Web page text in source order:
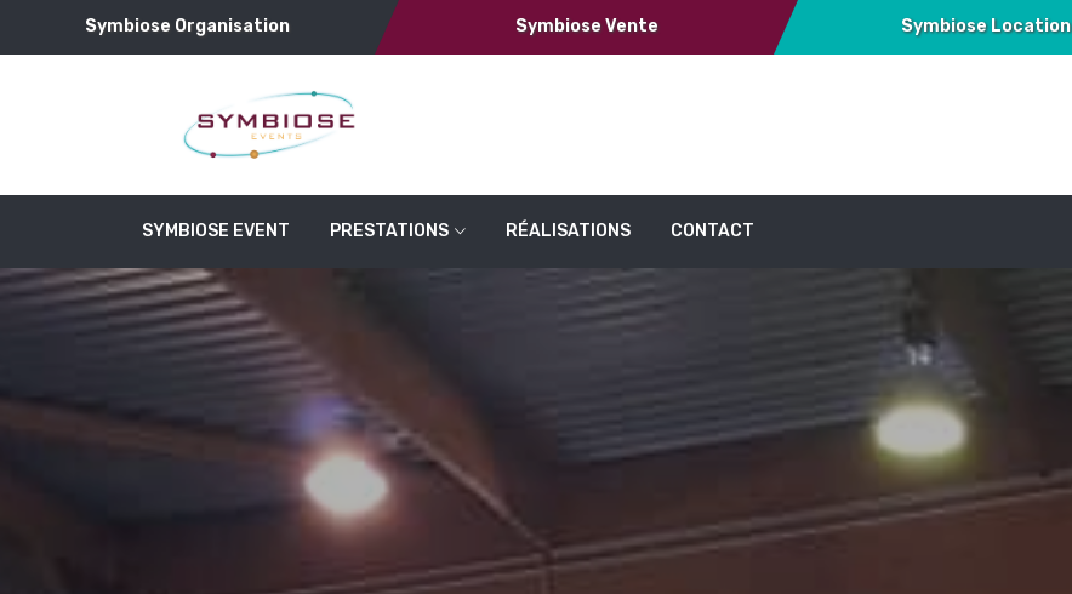
Symbiose Organisation Symbiose Vente Symbiose Location
SYMBIOSE EVENT PRESTATIONS RÉALISATIONS CONTACT